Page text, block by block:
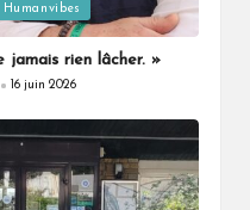
Humanvibes
rien lâcher. »
16 juin 2026